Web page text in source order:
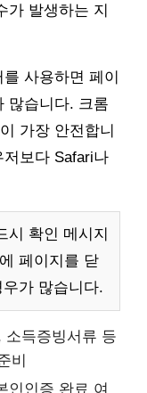
가 발생하는 지
사용하면 페이
많습니다. 크롬
가장 안전합니
보다 Safari나
시 확인 메시지
페이지를 닫
가 많습니다.
소득증빙서류 등
비
인인증 완료 여